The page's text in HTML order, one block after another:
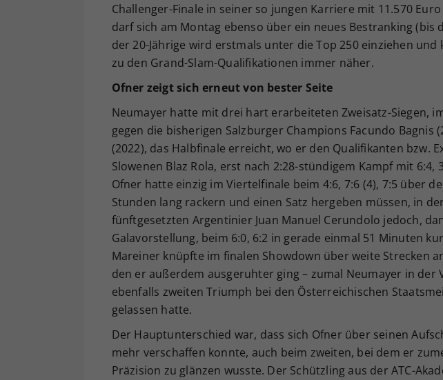
Challenger-Finale in seiner so jungen Karriere mit 11.570
darf sich am Montag ebenso über ein neues Bestranking (bis
der 20-Jährige wird erstmals unter die Top 250 einziehen
zu den Grand-Slam-Qualifikationen immer näher.
Ofner zeigt sich erneut von bester Seite
Neumayer hatte mit drei hart erarbeiteten Zweisatz-Siegen,
gegen die bisherigen Salzburger Champions Facundo Bagnis
(2022), das Halbfinale erreicht, wo er den Qualifikanten bzw.
Slowenen Blaz Rola, erst nach 2:28-stündigem Kampf mit 6:4,
Ofner hatte einzig im Viertelfinale beim 4:6, 7:6 (4), 7:5 über
Stunden lang rackern und einen Satz hergeben müssen, in
fünftgesetzten Argentinier Juan Manuel Cerundolo jedoch,
Galavorstellung, beim 6:0, 6:2 in gerade einmal 51 Minuten
Mareiner knüpfte im finalen Showdown über weite Strecken
den er außerdem ausgeruhter ging – zumal Neumayer in der
ebenfalls zweiten Triumph bei den Österreichischen
gelassen hatte.
Der Hauptunterschied war, dass sich Ofner über seinen
mehr verschaffen konnte, auch beim zweiten, bei dem er
Präzision zu glänzen wusste. Der Schützling aus der ATC-